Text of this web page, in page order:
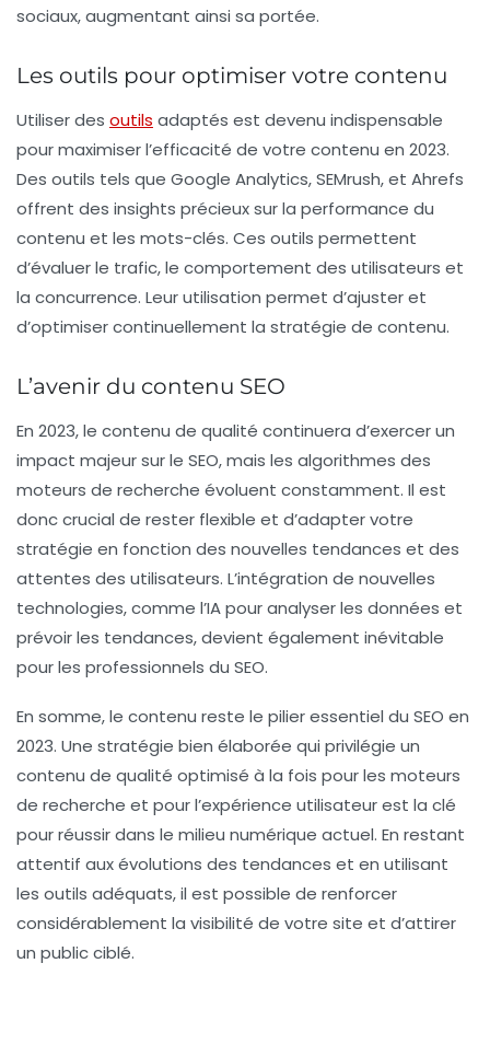
sociaux, augmentant ainsi sa portée.
Les outils pour optimiser votre contenu
Utiliser des outils adaptés est devenu indispensable
pour maximiser l’efficacité de votre contenu en 2023.
Des outils tels que Google Analytics, SEMrush, et Ahrefs
offrent des insights précieux sur la performance du
contenu et les mots-clés. Ces outils permettent
d’évaluer le trafic, le comportement des utilisateurs et
la concurrence. Leur utilisation permet d’ajuster et
d’optimiser continuellement la stratégie de contenu.
L’avenir du contenu SEO
En 2023, le contenu de qualité continuera d’exercer un
impact majeur sur le SEO, mais les algorithmes des
moteurs de recherche évoluent constamment. Il est
donc crucial de rester flexible et d’adapter votre
stratégie en fonction des nouvelles tendances et des
attentes des utilisateurs. L’intégration de nouvelles
technologies, comme l’IA pour analyser les données et
prévoir les tendances, devient également inévitable
pour les professionnels du SEO.
En somme, le contenu reste le pilier essentiel du SEO en
2023. Une stratégie bien élaborée qui privilégie un
contenu de qualité optimisé à la fois pour les moteurs
de recherche et pour l’expérience utilisateur est la clé
pour réussir dans le milieu numérique actuel. En restant
attentif aux évolutions des tendances et en utilisant
les outils adéquats, il est possible de renforcer
considérablement la visibilité de votre site et d’attirer
un public ciblé.